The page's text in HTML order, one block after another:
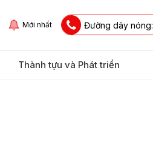
Mới nhất Đường dây nóng:
Thành tựu và Phát triển